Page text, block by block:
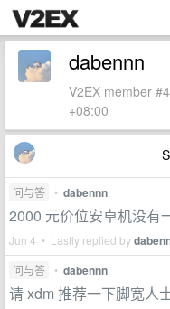
dabennn
V2EX member
+08:00
问与答 • dabennn
2000 元价位安卓机没有
Jun 4 • Lastly replied by
问与答 • dabennn
请 xdm 推荐一下脚宽人